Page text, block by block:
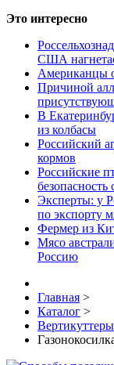
Это интересно
США
Американцы
Причиной
В
из колбасы
Российский
кормов
Российские
безопасность
Эксперты: у
по экспорту
Фермер из
Мясо
Россию
Главная >
Каталог >